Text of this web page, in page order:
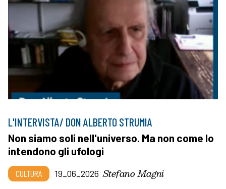
L'INTERVISTA/ DON ALBERTO STRUMIA
Non siamo soli nell'universo. Ma non come lo
intendono gli ufologi
CULTURA 19_06_2026 Stefano Magni